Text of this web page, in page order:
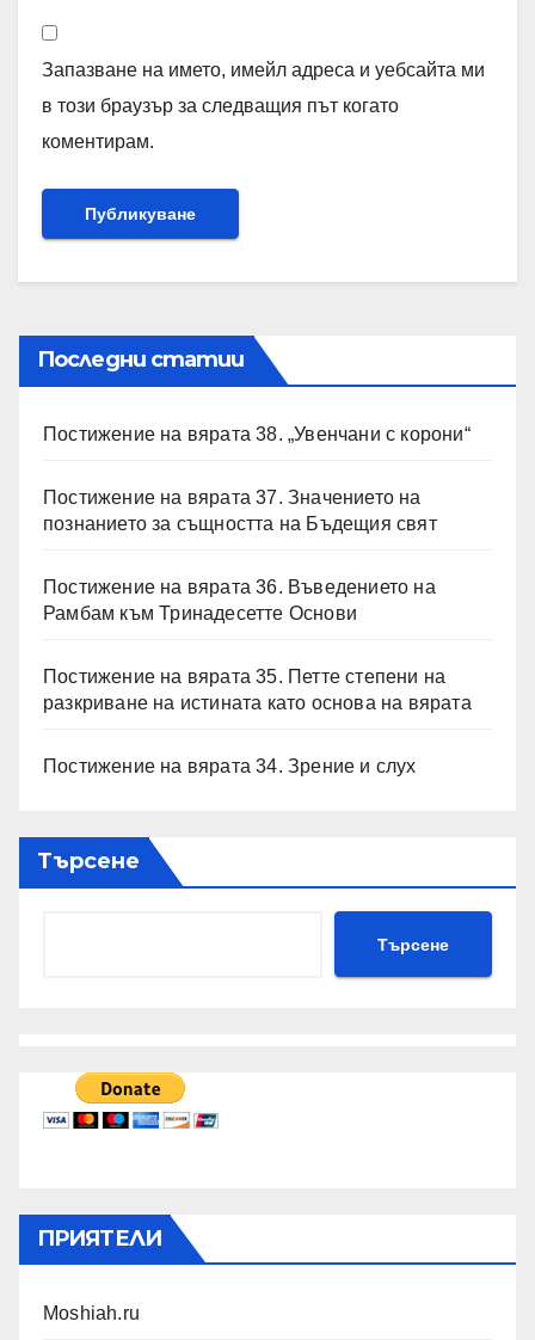
Запазване на името, имейл адреса и уебсайта ми
в този браузър за следващия път когато
коментирам.
Последни статии
Постижение на вярата 38. „Увенчани с корони“
Постижение на вярата 37. Значението на
познанието за същността на Бъдещия свят
Постижение на вярата 36. Въведението на
Рамбам към Тринадесетте Основи
Постижение на вярата 35. Петте степени на
разкриване на истината като основа на вярата
Постижение на вярата 34. Зрение и слух
Търсене
Търсене
ПРИЯТЕЛИ
Moshiah.ru